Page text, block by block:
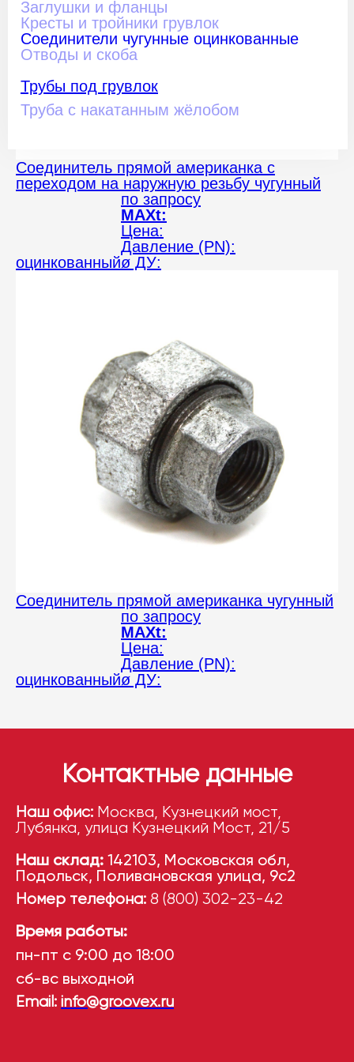
Соединитель прямой американка с
переходом на наружную резьбу чугунный
оцинкованный
по запросу
MAXt:
Цена:
Давление (PN):
ø ДУ:
Соединитель прямой американка чугунный
оцинкованный
по запросу
MAXt:
Цена:
Давление (PN):
ø ДУ:
Заглушки и фланцы
Кресты и тройники грувлок
Соединители чугунные оцинкованные
Отводы и скоба
Трубы под грувлок
Труба с накатанным жёлобом
Контактные данные
Наш офис: Москва, Кузнецкий мост,
Лубянка, улица Кузнецкий Мост, 21/5
Наш склад: 142103, Московская обл,
Подольск, Поливановская улица, 9с2
Номер телефона: 8 (800) 302-23-42
Время работы:
пн-пт с 9:00 до 18:00
сб-вс выходной
Email: info@groovex.ru